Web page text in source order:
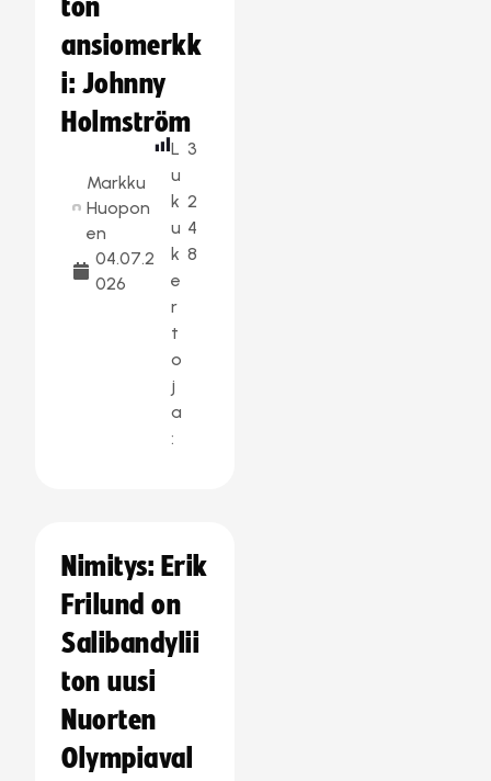
ton
ansiomerkk
i: Johnny
Holmström
Markku
Huopon
en
04.07.2
026
L
u
k
u
k
e
r
t
o
j
a
:
3
2
4
8
Nimitys: Erik
Frilund on
Salibandylii
ton uusi
Nuorten
Olympiaval